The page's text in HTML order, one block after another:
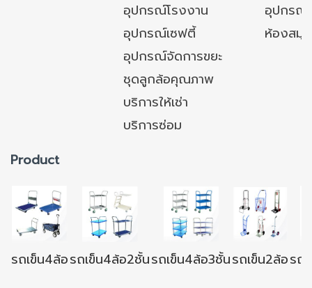
อุปกรณ์โรงงาน
อุปกรณ์
อุปกรณ์เซฟตี้
ห้องสมุ
อุปกรณ์จัดการขยะ
ชุดลูกล้อคุณภาพ
บริการให้เช่า
บริการซ่อม
Product
รถเข็น4ล้อรถเข็น4ล้อ2ชั้นรถเข็น4ล้อ3ชั้นรถเข็น2ล้อรถ